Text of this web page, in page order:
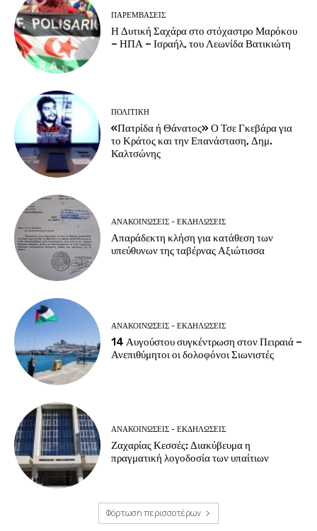
ΠΑΡΕΜΒΑΣΕΙΣ
Η Δυτική Σαχάρα στο στόχαστρο Μαρόκου
– ΗΠΑ – Ισραήλ, του Λεωνίδα Βατικιώτη
ΠΟΛΙΤΙΚΗ
«Πατρίδα ή Θάνατος» Ο Τσε Γκεβάρα για
το Κράτος και την Επανάσταση, Δημ.
Καλτσώνης
ΑΝΑΚΟΙΝΩΣΕΙΣ - ΕΚΔΗΛΩΣΕΙΣ
Απαράδεκτη κλήση για κατάθεση των
υπεύθυνων της ταβέρνας Αξιώτισσα
ΑΝΑΚΟΙΝΩΣΕΙΣ - ΕΚΔΗΛΩΣΕΙΣ
14 Αυγούστου συγκέντρωση στον Πειραιά –
Ανεπιθύμητοι οι δολοφόνοι Σιωνιστές
ΑΝΑΚΟΙΝΩΣΕΙΣ - ΕΚΔΗΛΩΣΕΙΣ
Ζαχαρίας Κεσσές: Διακύβευμα η
πραγματική λογοδοσία των υπαίτιων
Φόρτωση περισσοτέρων